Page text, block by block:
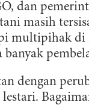
dan
masih
multipihak di
dengan